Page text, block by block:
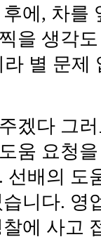
에, 차를
을 생각
별 문제
겠다 그
움 요청
선배의 도
니다. 영
에 사고